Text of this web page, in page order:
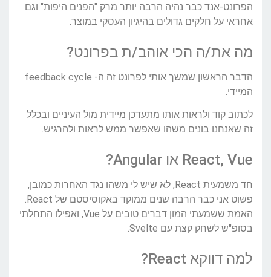
הפרונט-אנד כבר נהיה הרבה יותר מרק "הפנים היפות" וגם
אחראי על חלקים גדולים בהיגיון העסקי במוצר.
מה את/ה הכי אוהב/ת בפרונט?
הדבר הראשון שמשך אותי לפרונט זה ה- feedback cycle
המיידי.
לכתוב קוד ולראות אותו מתעדכן מיידית מול העיניים ובכלל
זה שאנחנו בונים משהו שאפשר ממש לראות ולהרגיש.
React, Vue או Angular?
חד משמעית React, לא שיש לי משהו נגד האחרות כמובן,
פשוט אני כבר הרבה שנים ממוקד באקוסיסטם של React.
האמת ששמעתי המון דברים טובים על Vue, ואפילו התחלתי
בסופ"ש לשחק קצת עם Svelte.
למה דווקא React?